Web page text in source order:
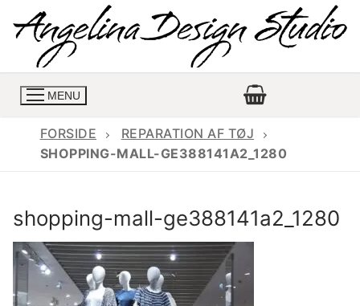
indhold
MENU
Konfirmationskjoler 2026
Konfirmations buksedragter
Konfirmationskjoler med lange ærmer
Konfirmationskjole
Skrædder priser
Bukser priser
Book en tid
FORSIDE
REPARATION AF TØJ
SHOPPING-MALL-GE388141A2_1280
shopping-mall-ge388141a2_1280